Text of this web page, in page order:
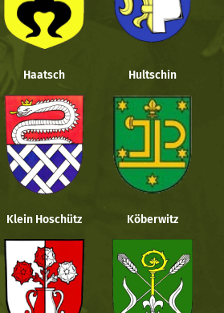
Haatsch Hultschin
Klein Hoschütz Köberwitz